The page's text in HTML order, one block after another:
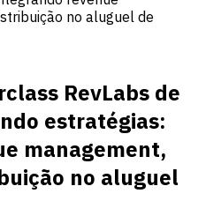
no aluguel de
RevLabs de
estratégias:
management,
no aluguel